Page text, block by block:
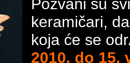
Pozvani su
keramičari,
koja će se
2010. do 15.